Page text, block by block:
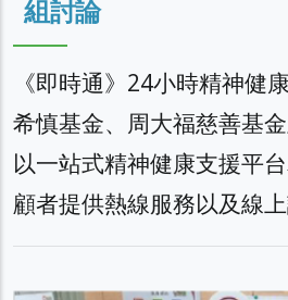
組討論
《即時通》24小時精神健
希慎基金、周大福慈善基
以一站式精神健康支援平
顧者提供熱線服務以及線上